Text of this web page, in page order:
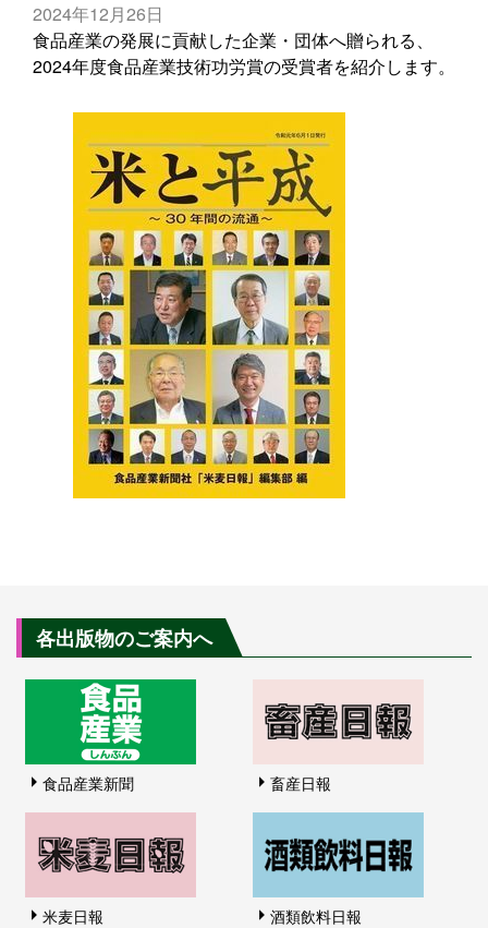
2024年12月26日
食品産業の発展に貢献した企業・団体へ贈られる、
2024年度食品産業技術功労賞の受賞者を紹介します。
各出版物のご案内へ
食品産業新聞 畜産日報
米麦日報 酒類飲料日報